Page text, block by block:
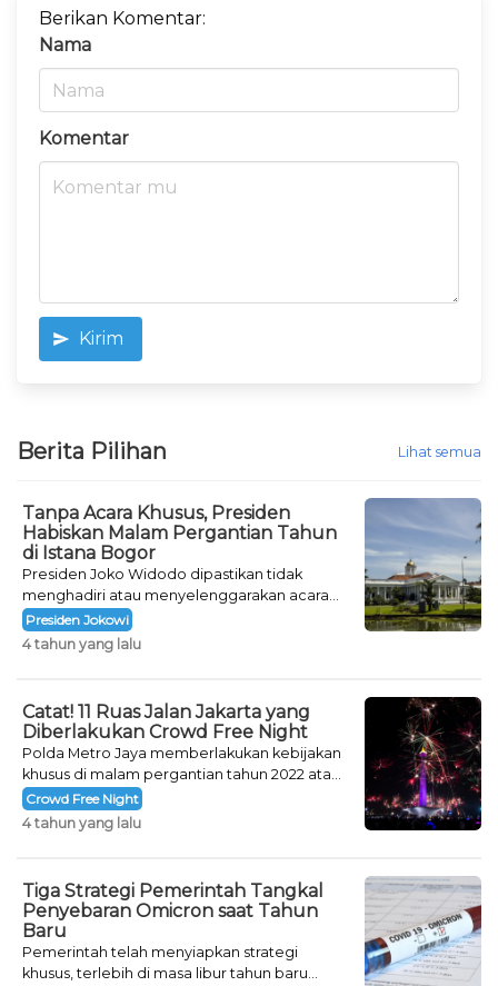
Berikan Komentar:
Nama
Komentar
Kirim
Berita Pilihan Lihat semua
Tanpa Acara Khusus, Presiden
Habiskan Malam Pergantian Tahun
di Istana Bogor
Presiden Joko Widodo dipastikan tidak
menghadiri atau menyelenggarakan acara
khusus untuk mengisi malam pergantian
tahun.
Presiden Jokowi
4 tahun yang lalu
Catat! 11 Ruas Jalan Jakarta yang
Diberlakukan Crowd Free Night
Polda Metro Jaya memberlakukan kebijakan
khusus di malam pergantian tahun 2022 atau
Crowd Free Night selama dua hari.
Crowd Free Night
4 tahun yang lalu
Tiga Strategi Pemerintah Tangkal
Penyebaran Omicron saat Tahun
Baru
Pemerintah telah menyiapkan strategi
khusus, terlebih di masa libur tahun baru